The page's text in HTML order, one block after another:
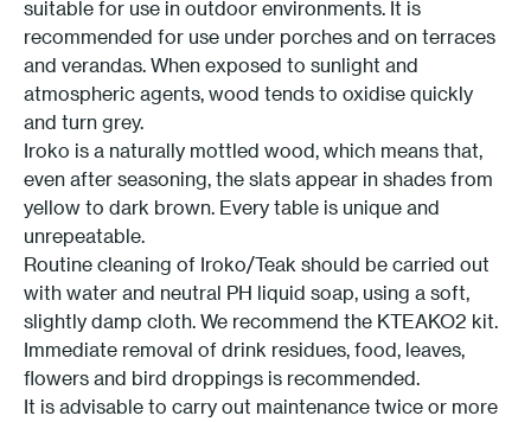
suitable for use in outdoor environments. It is
recommended for use under porches and on terraces
and verandas. When exposed to sunlight and
atmospheric agents, wood tends to oxidise quickly
and turn grey.
Iroko is a naturally mottled wood, which means that,
even after seasoning, the slats appear in shades from
yellow to dark brown. Every table is unique and
unrepeatable.
Routine cleaning of Iroko/Teak should be carried out
with water and neutral PH liquid soap, using a soft,
slightly damp cloth. We recommend the KTEAKO2 kit.
Immediate removal of drink residues, food, leaves,
flowers and bird droppings is recommended.
It is advisable to carry out maintenance twice or more